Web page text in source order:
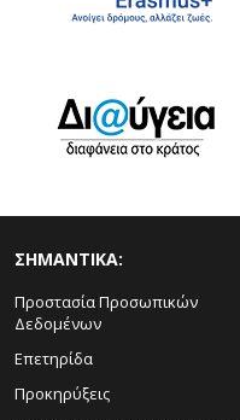
ΣΗΜΑΝΤΙΚΑ:
Προστασία Προσωπικών
Δεδομένων
Επετηρίδα
Προκηρύξεις